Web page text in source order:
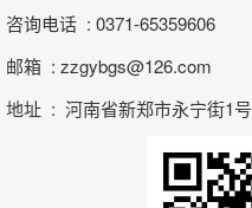
咨询电话 : 0371-65359606
邮箱 : zzgybgs@126.com
地址 : 河南省新郑市永宁街1号